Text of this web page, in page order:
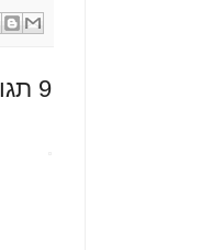
9 תגובות: